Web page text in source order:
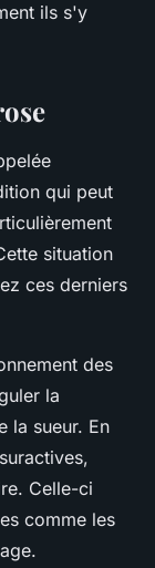
ils s'y
qui peut
situation
ces derniers
des
la
la sueur. En
Celle-ci
comme les